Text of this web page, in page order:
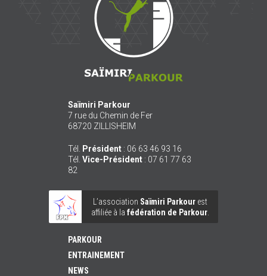
Saïmiri Parkour
7 rue du Chemin de Fer
68720 ZILLISHEIM
Tél. Président : 06 63 46 93 16
Tél. Vice-Président : 07 61 77 63
82
L’association Saïmiri Parkourest
affiliée à la fédération de Parkour.
PARKOUR
ENTRAINEMENT
NEWS